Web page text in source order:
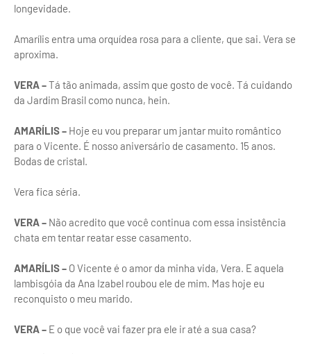
longevidade.
Amarílis entra uma orquídea rosa para a cliente, que sai. Vera se
aproxima.
VERA –Tá tão animada, assim que gosto de você. Tá cuidando
da Jardim Brasil como nunca, hein.
AMARÍLIS – Hoje eu vou preparar um jantar muito romântico
para o Vicente. É nosso aniversário de casamento. 15 anos.
Bodas de cristal.
Vera fica séria.
VERA – Não acredito que você continua com essa insistência
chata em tentar reatar esse casamento.
AMARÍLIS – O Vicente é o amor da minha vida, Vera. E aquela
lambisgóia da Ana Izabel roubou ele de mim. Mas hoje eu
reconquisto o meu marido.
VERA – E o que você vai fazer pra ele ir até a sua casa?